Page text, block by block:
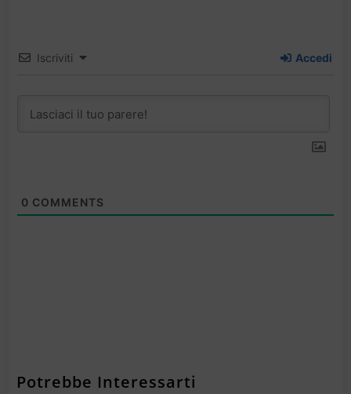
Iscriviti Accedi
0 COMMENTS
Potrebbe Interessarti